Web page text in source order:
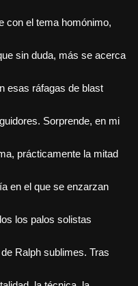
con el tema homónimo,
sin duda, más se acerca
esas ráfagas de blast
Sorprende, en mi
prácticamente la mitad
en el que se enzarzan
los palos solistas
Ralph sublimes. Tras